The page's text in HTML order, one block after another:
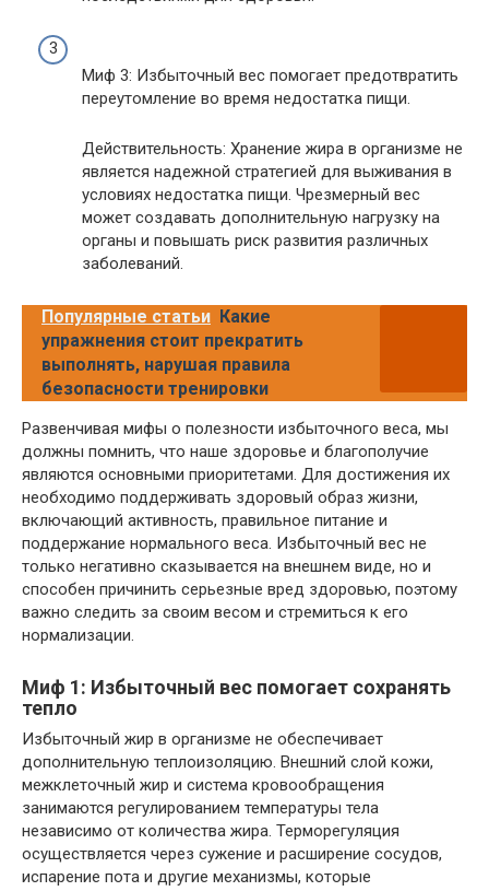
Миф 3: Избыточный вес помогает предотвратить
переутомление во время недостатка пищи.
Действительность: Хранение жира в организме не
является надежной стратегией для выживания в
условиях недостатка пищи. Чрезмерный вес
может создавать дополнительную нагрузку на
органы и повышать риск развития различных
заболеваний.
Популярные статьи Какие
упражнения стоит прекратить
выполнять, нарушая правила
безопасности тренировки
Развенчивая мифы о полезности избыточного веса, мы
должны помнить, что наше здоровье и благополучие
являются основными приоритетами. Для достижения их
необходимо поддерживать здоровый образ жизни,
включающий активность, правильное питание и
поддержание нормального веса. Избыточный вес не
только негативно сказывается на внешнем виде, но и
способен причинить серьезные вред здоровью, поэтому
важно следить за своим весом и стремиться к его
нормализации.
Миф 1: Избыточный вес помогает сохранять
тепло
Избыточный жир в организме не обеспечивает
дополнительную теплоизоляцию. Внешний слой кожи,
межклеточный жир и система кровообращения
занимаются регулированием температуры тела
независимо от количества жира. Терморегуляция
осуществляется через сужение и расширение сосудов,
испарение пота и другие механизмы, которые